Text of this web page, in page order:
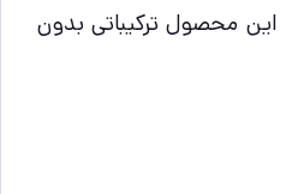
محصول ترکیباتی بدون